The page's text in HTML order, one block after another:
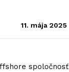
11. mája 2025
spoločnosť